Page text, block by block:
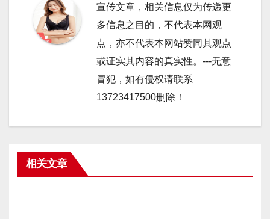
宣传文章，相关信息仅为传递更
多信息之目的，不代表本网观
点，亦不代表本网站赞同其观点
或证实其内容的真实性。---无意
冒犯，如有侵权请联系
13723417500删除！
相关文章